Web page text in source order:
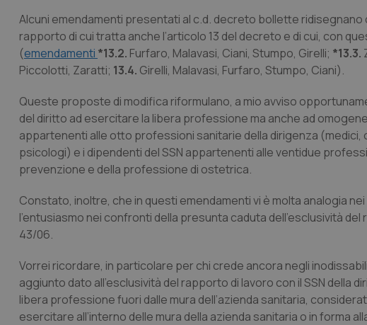
Alcuni emendamenti presentati al c.d. decreto bollette ridisegnano
rapporto di cui tratta anche l’articolo 13 del decreto e di cui, con
(emendamenti *13.2. Furfaro, Malavasi, Ciani, Stumpo, Girelli; *13.3.
Piccolotti, Zaratti; 13.4. Girelli, Malavasi, Furfaro, Stumpo, Ciani).
Queste proposte di modifica riformulano, a mio avviso
del diritto ad esercitare la libera professione ma anche ad
appartenenti alle otto professioni sanitarie della dirigenza
psicologi) e i dipendenti del SSN appartenenti alle ventidue
prevenzione e della professione di ostetrica.
Constato, inoltre, che in questi emendamenti vi è molta analogia
l’entusiasmo nei confronti della presunta caduta dell’esclusività
43/06.
Vorrei ricordare, in particolare per chi crede ancora negli
aggiunto dato all’esclusività del rapporto di lavoro con il SSN della
libera professione fuori dalle mura dell’azienda sanitaria,
esercitare all’interno delle mura della azienda sanitaria o in forma